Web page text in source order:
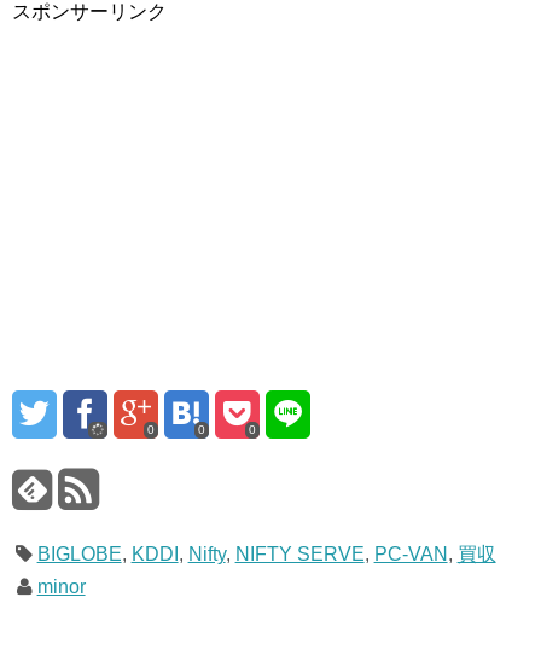
スポンサーリンク
0 0 0
BIGLOBE, KDDI , Nifty, NIFTY SERVE, PC-VAN , 買収
minor